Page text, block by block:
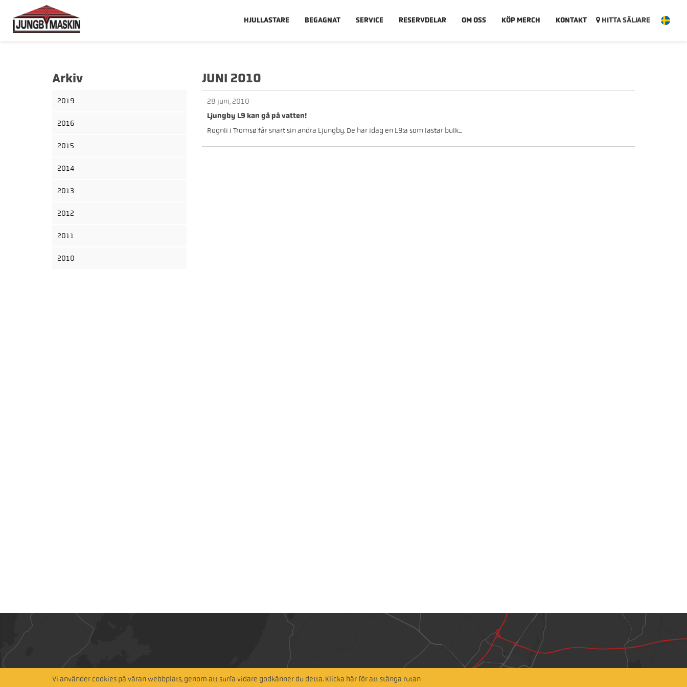
HJULLASTARE BEGAGNAT SERVICE RESERVDELAR OM OSS KÖP MERCH KONTAKT HITTA SÄLJARE
Arkiv
2019
2016
2015
2014
2013
2012
2011
2010
JUNI 2010
28 juni, 2010
Ljungby L9 kan gå på vatten!
Rognli i Tromsø får snart sin andra Ljungby. De har idag en L9:a som lastar bulk...
Hitta närmaste återförsäljare
Vi använder cookies på våran webbplats, genom att surfa vidare godkänner du detta. Klicka här för att stänga rutan